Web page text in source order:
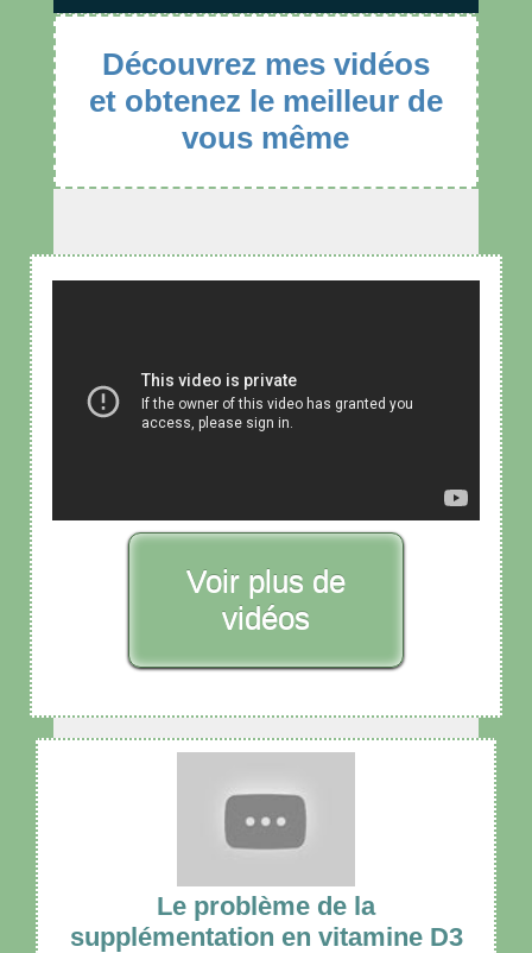
Découvrez mes vidéos
et obtenez le meilleur de
vous même
Voir plus de
vidéos
Le problème de la
supplémentation en vitamine D3